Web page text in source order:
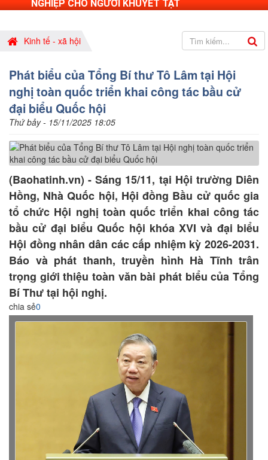
NGHIỆP CHO NGƯỜI KHUYẾT TẬT
Kinh tế - xã hội
Phát biểu của Tổng Bí thư Tô Lâm tại Hội
nghị toàn quốc triển khai công tác bầu cử
đại biểu Quốc hội
Thứ bảy - 15/11/2025 18:05
(Baohatinh.vn) - Sáng 15/11, tại Hội trường Diên
Hồng, Nhà Quốc hội, Hội đồng Bầu cử quốc gia
tổ chức Hội nghị toàn quốc triển khai công tác
bầu cử đại biểu Quốc hội khóa XVI và đại biểu
Hội đồng nhân dân các cấp nhiệm kỳ 2026-2031.
Báo và phát thanh, truyền hình Hà Tĩnh trân
trọng giới thiệu toàn văn bài phát biểu của Tổng
Bí Thư tại hội nghị.
chia sẻ0